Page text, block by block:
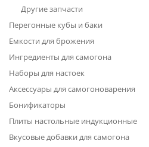
Другие запчасти
Перегонные кубы и баки
Емкости для брожения
Ингредиенты для самогона
Наборы для настоек
Аксессуары для самогоноварения
Бонификаторы
Плиты настольные индукционные
Вкусовые добавки для самогона